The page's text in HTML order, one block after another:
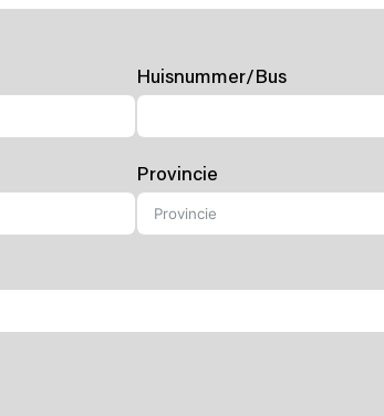
Huisnummer/Bus
Provincie